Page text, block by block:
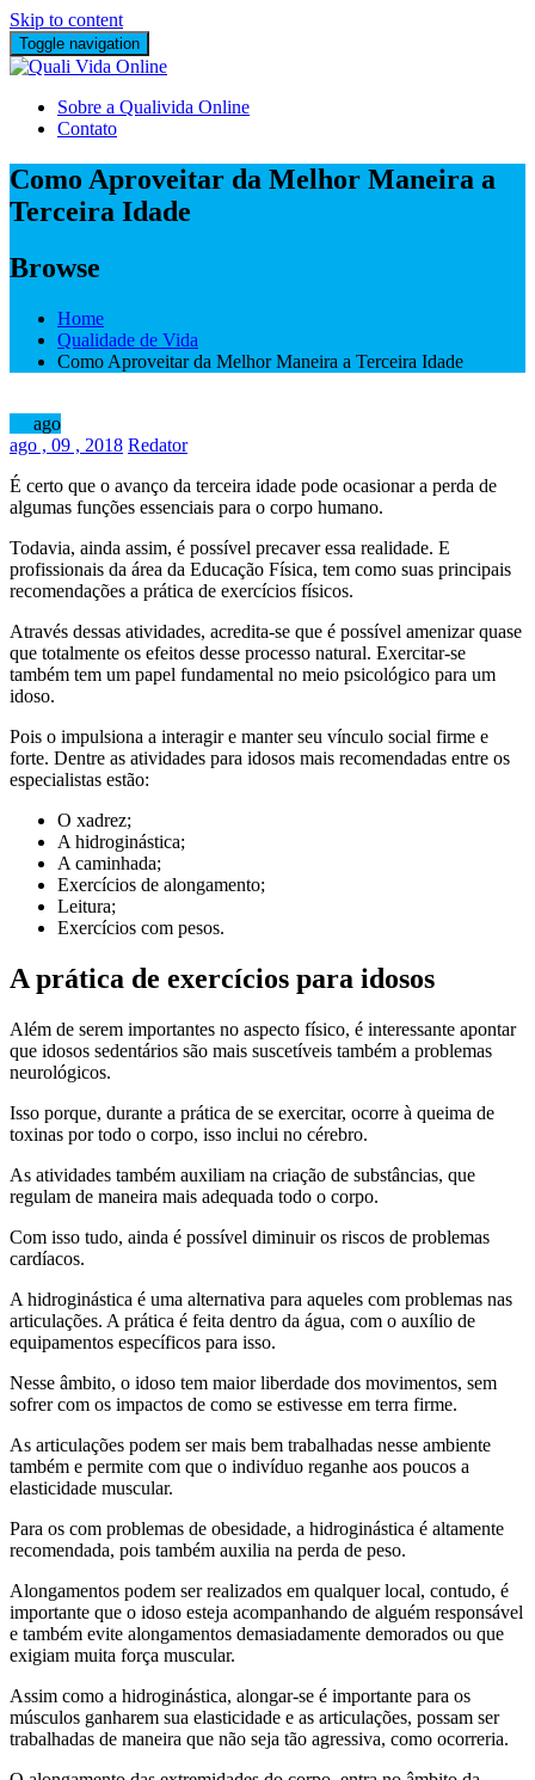
Skip to content
Toggle navigation
Sobre a Qualivida Online
Contato
Como Aproveitar da Melhor Maneira a
Terceira Idade
Browse
Home
Qualidade de Vida
Como Aproveitar da Melhor Maneira a Terceira Idade
ago
ago , 09 , 2018 Redator
É certo que o avanço da terceira idade pode ocasionar a perda de
algumas funções essenciais para o corpo humano.
Todavia, ainda assim, é possível precaver essa realidade. E
profissionais da área da Educação Física, tem como suas principais
recomendações a prática de exercícios físicos.
Através dessas atividades, acredita-se que é possível amenizar quase
que totalmente os efeitos desse processo natural. Exercitar-se
também tem um papel fundamental no meio psicológico para um
idoso.
Pois o impulsiona a interagir e manter seu vínculo social firme e
forte. Dentre as atividades para idosos mais recomendadas entre os
especialistas estão:
O xadrez;
A hidroginástica;
A caminhada;
Exercícios de alongamento;
Leitura;
Exercícios com pesos.
A prática de exercícios para idosos
Além de serem importantes no aspecto físico, é interessante apontar
que idosos sedentários são mais suscetíveis também a problemas
neurológicos.
Isso porque, durante a prática de se exercitar, ocorre à queima de
toxinas por todo o corpo, isso inclui no cérebro.
As atividades também auxiliam na criação de substâncias, que
regulam de maneira mais adequada todo o corpo.
Com isso tudo, ainda é possível diminuir os riscos de problemas
cardíacos.
A hidroginástica é uma alternativa para aqueles com problemas nas
articulações. A prática é feita dentro da água, com o auxílio de
equipamentos específicos para isso.
Nesse âmbito, o idoso tem maior liberdade dos movimentos, sem
sofrer com os impactos de como se estivesse em terra firme.
As articulações podem ser mais bem trabalhadas nesse ambiente
também e permite com que o indivíduo reganhe aos poucos a
elasticidade muscular.
Para os com problemas de obesidade, a hidroginástica é altamente
recomendada, pois também auxilia na perda de peso.
Alongamentos podem ser realizados em qualquer local, contudo, é
importante que o idoso esteja acompanhando de alguém responsável
e também evite alongamentos demasiadamente demorados ou que
exigiam muita força muscular.
Assim como a hidroginástica, alongar-se é importante para os
músculos ganharem sua elasticidade e as articulações, possam ser
trabalhadas de maneira que não seja tão agressiva, como ocorreria.